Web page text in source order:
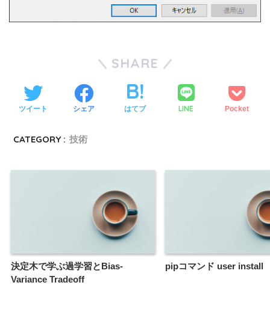
SHARE
ツイート シェア はてブ LINE Pocket
CATEGORY : 技術
決定木で学ぶ過学習とBias-
Variance Tradeoff
pipコマンド user install